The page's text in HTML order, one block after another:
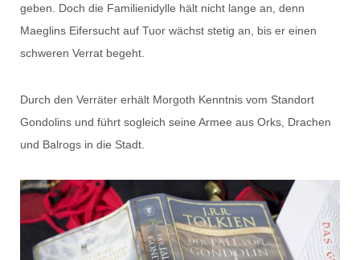
geben. Doch die Familienidylle hält nicht lange an, denn
Maeglins Eifersucht auf Tuor wächst stetig an, bis er einen
schweren Verrat begeht.
Durch den Verräter erhält Morgoth Kenntnis vom Standort
Gondolins und führt sogleich seine Armee aus Orks, Drachen
und Balrogs in die Stadt.